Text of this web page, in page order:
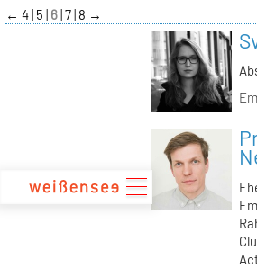
zum
Inhalt
← 4 5 6 7 8 →